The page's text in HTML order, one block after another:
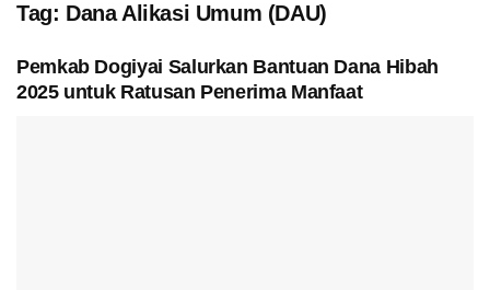
Tag: Dana Alikasi Umum (DAU)
Pemkab Dogiyai Salurkan Bantuan Dana Hibah
2025 untuk Ratusan Penerima Manfaat